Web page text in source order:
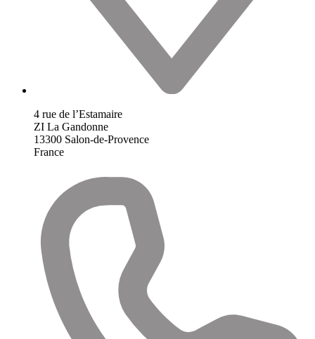
4 rue de l’Estamaire
ZI La Gandonne
13300 Salon-de-Provence
France